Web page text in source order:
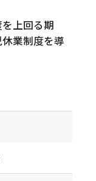
上回る期
業制度を導